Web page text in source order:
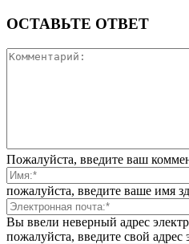
ОСТАВЬТЕ ОТВЕТ
Пожалуйста, введите ваш
пожалуйста, введите ваше имя
Вы ввели неверный адрес
пожалуйста, введите свой адрес